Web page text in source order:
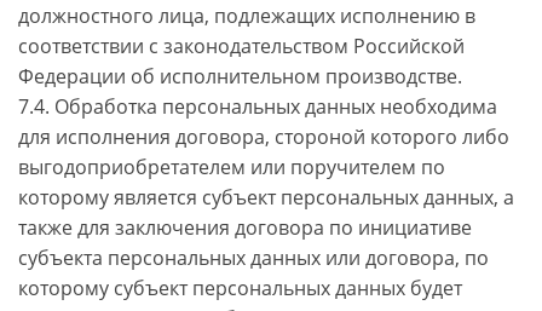
должностного лица, подлежащих исполнению в
соответствии с законодательством Российской
Федерации об исполнительном производстве.
7.4. Обработка персональных данных необходима
для исполнения договора, стороной которого либо
выгодоприобретателем или поручителем по
которому является субъект персональных данных, а
также для заключения договора по инициативе
субъекта персональных данных или договора, по
которому субъект персональных данных будет